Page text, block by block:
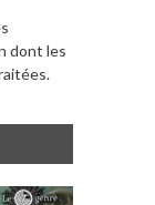
dont les
.